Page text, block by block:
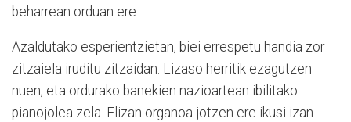
beharrean orduan ere.
Azaldutako esperientzietan, biei errespetu handia zor
zitzaiela iruditu zitzaidan. Lizaso herritik ezagutzen
nuen, eta ordurako banekien nazioartean ibilitako
pianojolea zela. Elizan organoa jotzen ere ikusi izan